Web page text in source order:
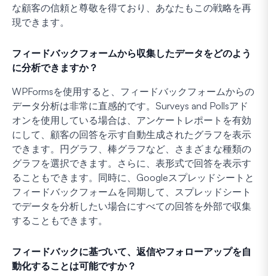
な顧客の信頼と尊敬を得ており、あなたもこの戦略を再
現できます。
フィードバックフォームから収集したデータをどのよう
に分析できますか？
WPFormsを使用すると、フィードバックフォームからの
データ分析は非常に直感的です。Surveys and Pollsアド
オンを使用している場合は、アンケートレポートを有効
にして、顧客の回答を示す自動生成されたグラフを表示
できます。円グラフ、棒グラフなど、さまざまな種類の
グラフを選択できます。さらに、表形式で回答を表示す
ることもできます。同時に、Googleスプレッドシートと
フィードバックフォームを同期して、スプレッドシート
でデータを分析したい場合にすべての回答を外部で収集
することもできます。
フィードバックに基づいて、返信やフォローアップを自
動化することは可能ですか？